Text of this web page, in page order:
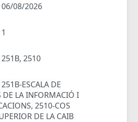
06/08/2026
1
251B, 2510
251B-ESCALA DE
DE LA INFORMACIÓ I
2510-COS
DE LA CAIB